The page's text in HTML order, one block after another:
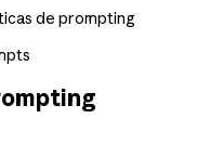
de prompting